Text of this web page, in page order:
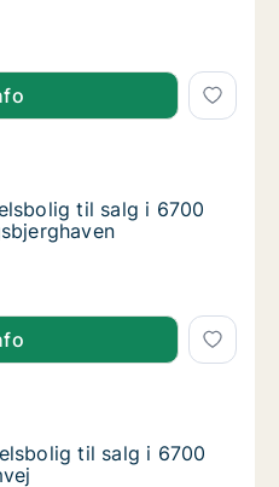
til salg i 6700
til salg i 6700
salg i 6700 Esbjerg,
til salg i 6700
til salg i 6700
til salg i 6700
til salg i 6700
salg i 6700 Esbjerg,
til salg i 6700
til salg i 6700